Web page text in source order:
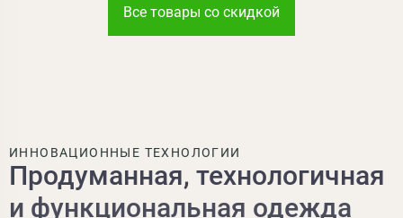
Все товары со скидкой
ИННОВАЦИОННЫЕ ТЕХНОЛОГИИ
Продуманная, технологичная
и функциональная одежда